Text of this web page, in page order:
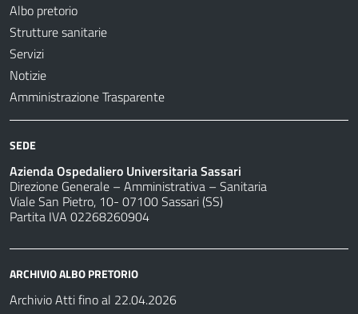
Albo pretorio
Strutture sanitarie
Servizi
Notizie
Amministrazione Trasparente
SEDE
Azienda Ospedaliero Universitaria Sassari
Direzione Generale – Amministrativa – Sanitaria
Viale San Pietro, 10- 07100 Sassari (SS)
Partita IVA 02268260904
ARCHIVIO ALBO PRETORIO
Archivio Atti fino al 22.04.2026